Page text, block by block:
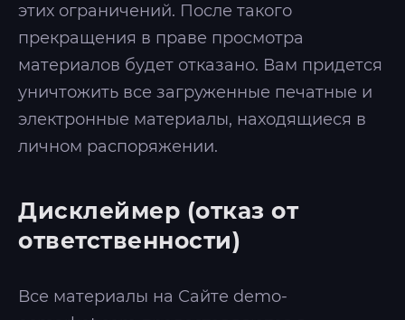
этих ограничений. После такого
прекращения в праве просмотра
материалов будет отказано. Вам придется
уничтожить все загруженные печатные и
электронные материалы, находящиеся в
личном распоряжении.
Дисклеймер (отказ от
ответственности)
Все материалы на Сайте demo-